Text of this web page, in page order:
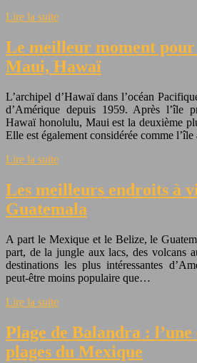
Lire la suite
Le meilleur moment pour
Maui, Hawaï
L’archipel d’Hawaï dans l’océan
d’Amérique depuis 1959. Après l’île
Hawaï honolulu, Maui est la deuxième
Elle est également considérée comme
Lire la suite
Les meilleurs endroits à
Guatemala
A part le Mexique et le Belize, le
part, de la jungle aux lacs, des volcans
destinations les plus intéressantes
peut-être moins populaire que…
Lire la suite
Plage de Balandra : l’une
plages du Mexique